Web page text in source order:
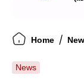
Home /
News